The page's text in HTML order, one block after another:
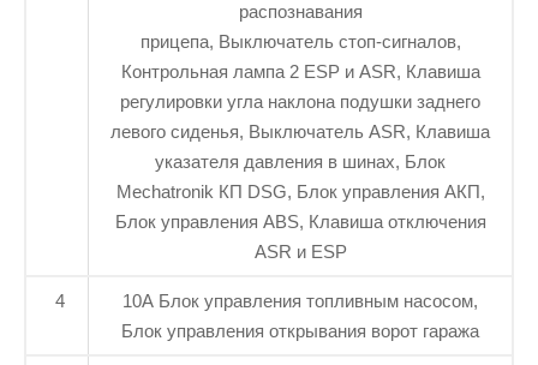
распознавания
прицепа, Выключатель стоп-сигналов,
Контрольная лампа 2 ESP и ASR, Клавиша
регулировки угла наклона подушки заднего
левого сиденья, Выключатель ASR, Клавиша
указателя давления в шинах, Блок
Mechatronik КП DSG, Блок управления АКП,
Блок управления ABS, Клавиша отключения
ASR и ESP
4
10А Блок управления топливным насосом,
Блок управления открывания ворот гаража